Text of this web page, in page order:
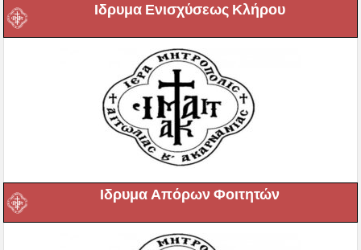
Ιδρυμα Ενισχύσεως Κλήρου
Ιδρυμα Απόρων Φοιτητών